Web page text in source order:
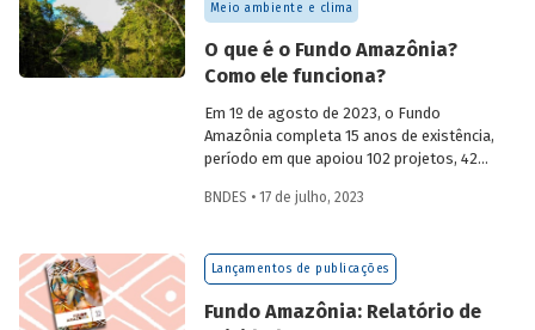
Parques e Florestas.
Meio ambiente e clima
O que é o Fundo Amazônia?
Como ele funciona?
Em 1º de agosto de 2023, o Fundo
Amazônia completa 15 anos de existência,
período em que apoiou 102 projetos, 42
que é o fundo? Como ele funciona? Qual é
BNDES • 17 de julho, 2023
Lançamentos de publicações
Fundo Amazônia: Relatório de